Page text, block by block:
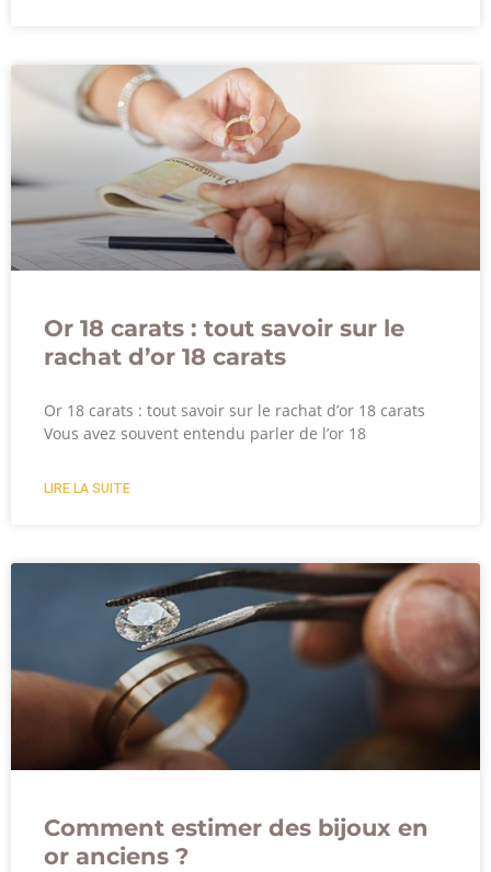
Or 18 carats : tout savoir sur le
rachat d’or 18 carats
Or 18 carats : tout savoir sur le rachat d’or 18 carats
Vous avez souvent entendu parler de l’or 18
LIRE LA SUITE
Comment estimer des bijoux en
or anciens ?